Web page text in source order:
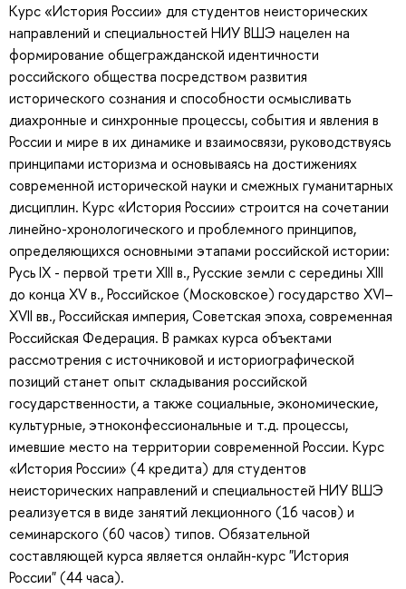
Курс «История России» для студентов неисторических
направлений и специальностей НИУ ВШЭ нацелен на
формирование общегражданской идентичности
российского общества посредством развития
исторического сознания и способности осмысливать
диахронные и синхронные процессы, события и явления в
России и мире в их динамике и взаимосвязи, руководствуясь
принципами историзма и основываясь на достижениях
современной исторической науки и смежных гуманитарных
дисциплин. Курс «История России» строится на сочетании
линейно-хронологического и проблемного принципов,
определяющихся основными этапами российской истории:
Русь IX - первой трети XIII в., Русские земли с середины XIII
до конца XV в., Российское (Московское) государство XVI–
XVII вв., Российская империя, Советская эпоха, современная
Российская Федерация. В рамках курса объектами
рассмотрения с источниковой и историографической
позиций станет опыт складывания российской
государственности, а также социальные, экономические,
культурные, этноконфессиональные и т.д. процессы,
имевшие место на территории современной России. Курс
«История России» (4 кредита) для студентов
неисторических направлений и специальностей НИУ ВШЭ
реализуется в виде занятий лекционного (16 часов) и
семинарского (60 часов) типов. Обязательной
составляющей курса является онлайн-курс "История
России" (44 часа).